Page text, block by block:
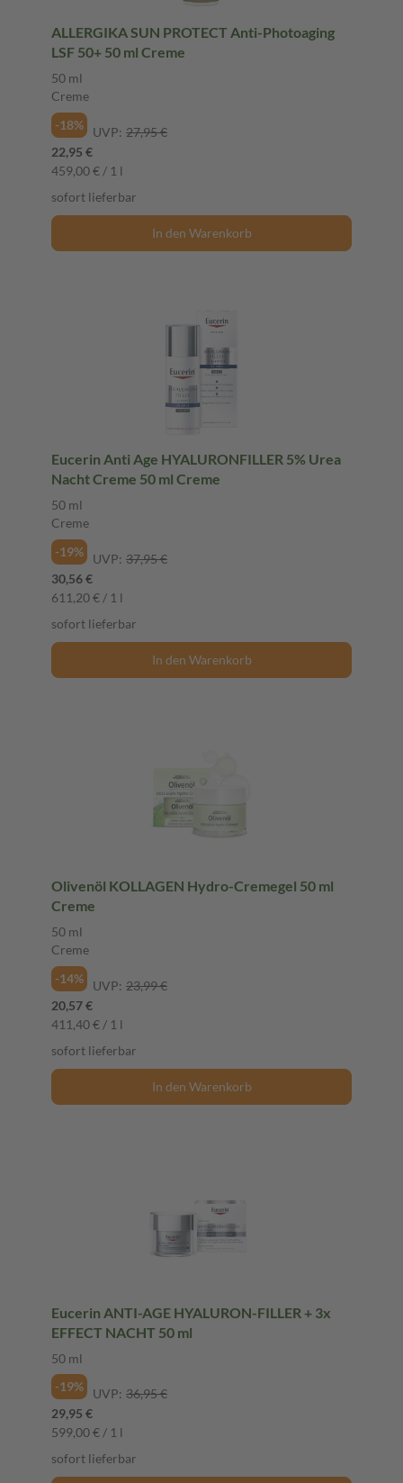
ALLERGIKA SUN PROTECT Anti-Photoaging
LSF 50+ 50 ml Creme
50 ml
Creme
-18%
UVP: 27,95 €
22,95 €
459,00 € / 1 l
sofort lieferbar
In den Warenkorb
Eucerin Anti Age HYALURONFILLER 5% Urea
Nacht Creme 50 ml Creme
50 ml
Creme
-19%
UVP: 37,95 €
30,56 €
611,20 € / 1 l
sofort lieferbar
In den Warenkorb
Olivenöl KOLLAGEN Hydro-Cremegel 50 ml
Creme
50 ml
Creme
-14%
UVP: 23,99 €
20,57 €
411,40 € / 1 l
sofort lieferbar
In den Warenkorb
Eucerin ANTI-AGE HYALURON-FILLER + 3x
EFFECT NACHT 50 ml
50 ml
-19%
UVP: 36,95 €
29,95 €
599,00 € / 1 l
sofort lieferbar